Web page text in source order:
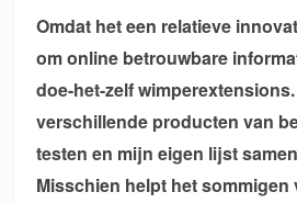
Omdat het een relatieve
om online betrouwbare
doe-het-zelf
verschillende producten van
testen en mijn eigen lijst
Misschien helpt het sommigen